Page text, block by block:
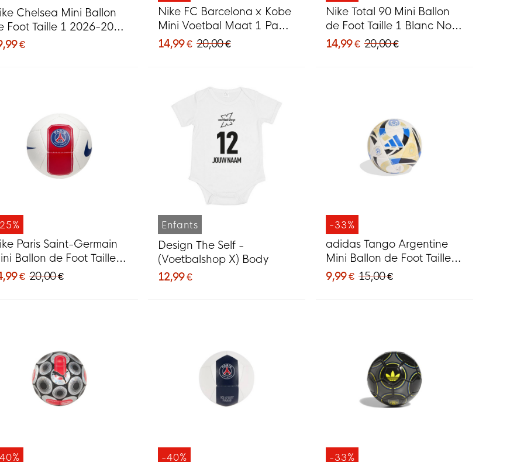
Chelsea Mini Ballon
Foot Taille 1 2026-2027
Bleu Jaune
€
Nike FC Barcelona x Kobe
Mini Voetbal Maat 1 Paars
Zwart
14,99 € 20,00 €
Nike Total 90 Mini Ballon
de Foot Taille 1 Blanc Noir
Rouge
14,99 € 20,00 €
Paris Saint-Germain
Ballon de Foot Taille 1
2027 Blanc Bleu
Rouge
€ 20,00 €
Enfants
Design The Self -
(Voetbalshop X) Body
12,99 €
-33%
adidas Tango Argentine
Mini Ballon de Foot Taille 1
Blanc Beige Bleu
9,99 € 15,00 €
-40% -33%